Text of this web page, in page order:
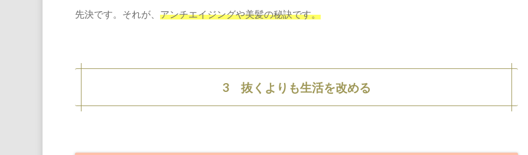
先決です。それが、 アンチエイジングや美髪の秘訣です。
3 抜くよりも生活を改める